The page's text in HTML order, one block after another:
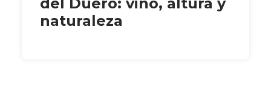
naturaleza